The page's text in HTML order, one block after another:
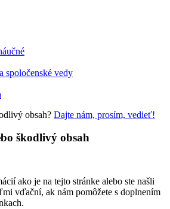
spoločenské vedy
obsah? Dajte nám, prosím, vedieť!
škodlivý obsah
ako je na tejto stránke alebo ste našli
vďační, ak nám pomôžete s doplnením